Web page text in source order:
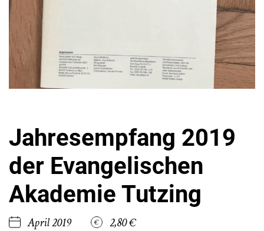
Jahresempfang 2019
der Evangelischen
Akademie Tutzing
April 2019
2,80 €